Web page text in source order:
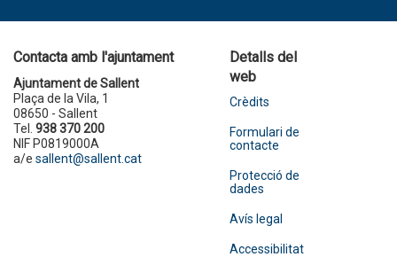
Contacta amb l'ajuntament
Ajuntament de Sallent
Plaça de la Vila, 1
08650 - Sallent
Tel. 938 370 200
NIF P0819000A
a/e sallent@sallent.cat
Detalls del
web
Crèdits
Formulari de
contacte
Protecció de
dades
Avís legal
Accessibilitat